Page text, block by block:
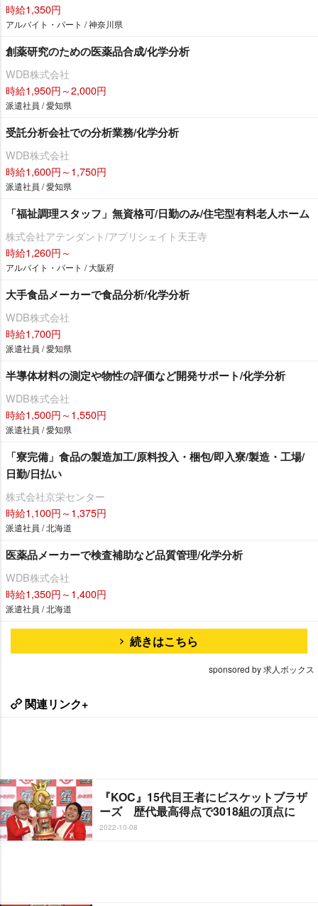
時給1,350円
アルバイト・パート / 神奈川県
創薬研究のための医薬品合成/化学分析
WDB株式会社
時給1,950円～2,000円
派遣社員 / 愛知県
受託分析会社での分析業務/化学分析
WDB株式会社
時給1,600円～1,750円
派遣社員 / 愛知県
「福祉調理スタッフ」無資格可/日勤のみ/住宅型有料老人ホーム
株式会社アテンダント/アプリシェイト天王寺
時給1,260円～
アルバイト・パート / 大阪府
大手食品メーカーで食品分析/化学分析
WDB株式会社
時給1,700円
派遣社員 / 愛知県
半導体材料の測定や物性の評価など開発サポート/化学分析
WDB株式会社
時給1,500円～1,550円
派遣社員 / 愛知県
「寮完備」食品の製造加工/原料投入・梱包/即入寮/製造・工場/
日勤/日払い
株式会社京栄センター
時給1,100円～1,375円
派遣社員 / 北海道
医薬品メーカーで検査補助など品質管理/化学分析
WDB株式会社
時給1,350円～1,400円
派遣社員 / 北海道
続きはこちら
sponsored by 求人ボックス
関連リンク+
『KOC』15代目王者にビスケットブラザ
ーズ 歴代最高得点で3018組の頂点に
2022-10-08